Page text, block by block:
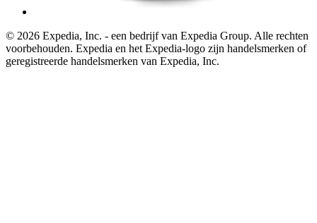
© 2026 Expedia, Inc. - een bedrijf van Expedia Group. Alle rechten
voorbehouden. Expedia en het Expedia-logo zijn handelsmerken of
geregistreerde handelsmerken van Expedia, Inc.